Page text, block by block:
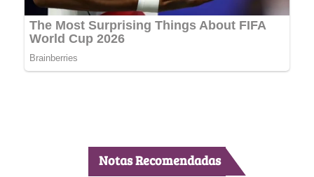
Notas Recomendadas